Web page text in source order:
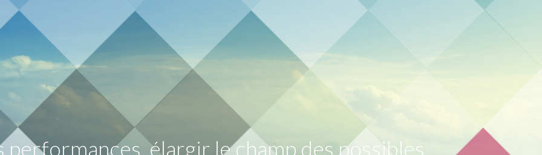
performances, élargir le champ des possibles…